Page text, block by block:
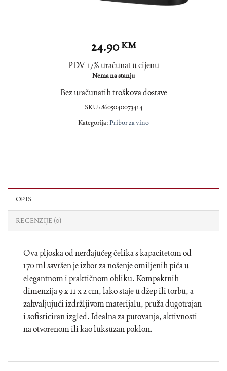
24.90KM
PDV 17% uračunat u cijenu
Nema na stanju
Bez uračunatih troškova dostave
SKU:8605040073414
Kategorija:Pribor za vino
OPIS
RECENZIJE (0)
Ova pljoska od nerđajućeg čelika s kapacitetom od
170 ml savršen je izbor za nošenje omiljenih pića u
elegantnom i praktičnom obliku. Kompaktnih
dimenzija 9 x 11 x 2 cm, lako staje u džep ili torbu, a
zahvaljujući izdržljivom materijalu, pruža dugotrajan
i sofisticiran izgled. Idealna za putovanja, aktivnosti
na otvorenom ili kao luksuzan poklon.